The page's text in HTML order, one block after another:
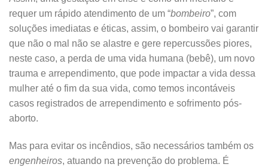
requer um rápido atendimento de um “bombeiro”, com
soluções imediatas e éticas, assim, o bombeiro vai garantir
que não o mal não se alastre e gere repercussões piores,
neste caso, a perda de uma vida humana (bebê), um novo
trauma e arrependimento, que pode impactar a vida dessa
mulher até o fim da sua vida, como temos incontáveis
casos registrados de arrependimento e sofrimento pós-
aborto.
Mas para evitar os incêndios, são necessários também os
engenheiros, atuando na prevenção do problema. É